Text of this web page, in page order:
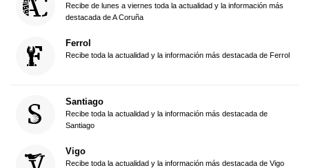
Recibe de lunes a viernes toda la actualidad y la información más
destacada de A Coruña
Ferrol
Recibe toda la actualidad y la información más destacada de Ferrol
Santiago
Recibe toda la actualidad y la información más destacada de
Santiago
Vigo
Recibe toda la actualidad y la información más destacada de Vigo